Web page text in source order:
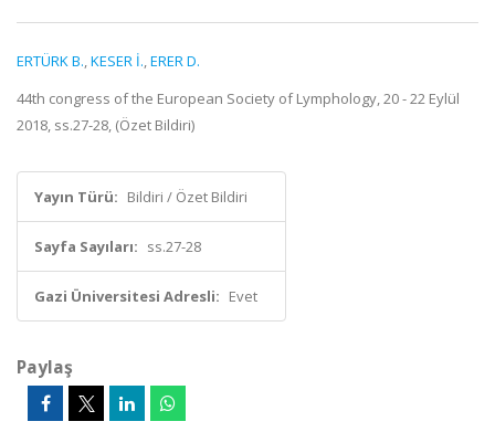
ERTÜRK B.,KESER İ.,ERER D.
44th congress of the European Society of Lymphology, 20 - 22 Eylül
2018, ss.27-28, (Özet Bildiri)
Yayın Türü: Bildiri / Özet Bildiri
Sayfa Sayıları: ss.27-28
Gazi Üniversitesi Adresli: Evet
Paylaş